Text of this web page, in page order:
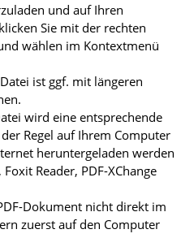
und auf Ihren
Sie mit der rechten
wählen im Kontextmenü
ist ggf. mit längeren
wird eine entsprechende
Regel auf Ihrem Computer
heruntergeladen werden
Reader, PDF-XChange
Dokument nicht direkt im
zuerst auf den Computer